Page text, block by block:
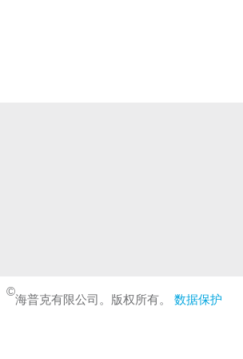
©
海普克有限公司。版权所有。 数据保护